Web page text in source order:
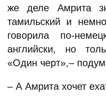
же деле Амрита
тамильский и
говорила по-
английски, но
«Один черт»,–
– А Амрита хочет